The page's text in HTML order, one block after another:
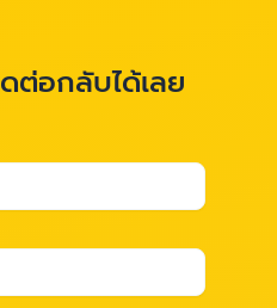
ต่อกลับได้เลย